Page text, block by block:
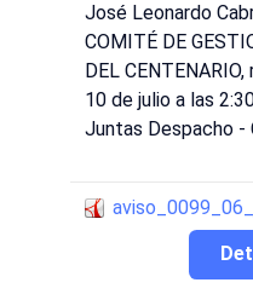
José Leonardo
COMITÉ DE
DEL
10 de julio a las
Juntas Despacho -